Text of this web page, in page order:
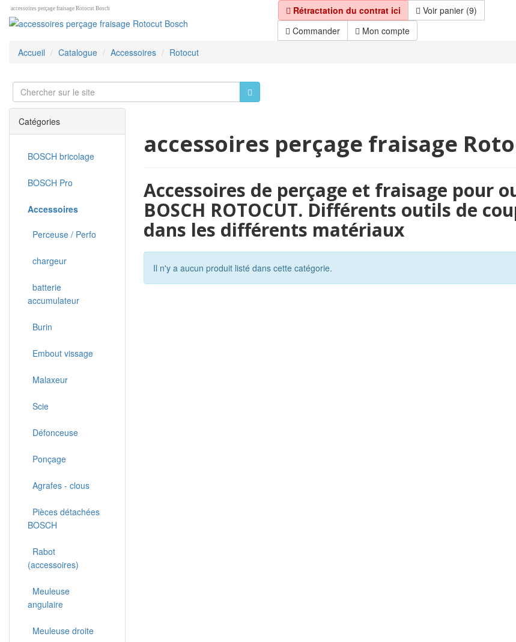
accessoires perçage fraisage Rotocut Bosch Rétractation du contrat ici
Voir panier (9)
Commander
Mon compte
Accueil
Catalogue Accessoires Rotocut
accessoires perçage fraisage
Accessoires de perçage et fraisage pour
BOSCH ROTOCUT. Différents outils de
dans les différents matériaux
Il n'y a aucun produit listé dans cette catégorie.
Catégories
BOSCH bricolage
BOSCH Pro
Accessoires
Perceuse / Perfo
chargeur
batterie
accumulateur
Burin
Embout vissage
Malaxeur
Scie
Défonceuse
Ponçage
Agrafes - clous
Pièces détachées
BOSCH
Rabot
(accessoires)
Meuleuse
angulaire
Meuleuse droite